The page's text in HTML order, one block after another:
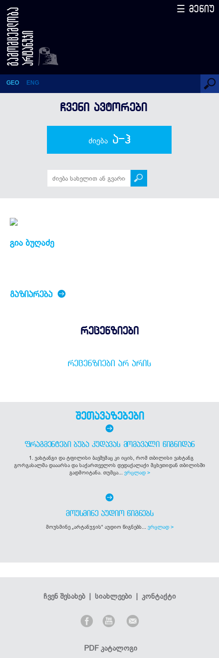
გია ბუღაძე
GEO ENG
☰ მენიუ
ᲩᲕᲔᲜᲘ ᲐᲕᲢᲝᲠᲔᲑᲘ
ძიება ა-ჰ
გია ბუღაძე
ᲒᲐᲖᲘᲐᲠᲔᲑᲐ
რეცენზიები
ᲠᲔᲪᲔᲜᲖᲘᲔᲑᲘ ᲐᲠ ᲐᲠᲘᲡ
შეთავაზებები
ᲤᲠᲐᲒᲛᲔᲜᲢᲔᲑᲘ ᲑᲣᲑᲐ ᲙᲣᲓᲐᲕᲐᲡ ᲛᲝᲛᲐᲕᲐᲚᲘ ᲬᲘᲒᲜᲘᲓᲐᲜ
1. ვახტანგი და ტფილისი ბავშვმაც კი იცის, რომ თბილისი ვახტანგ
გორგასალმა დააარსა და საქართველოს დედაქალაქი მცხეთიდან თბილისში
გადმოიტანა. თუმცა... ვრცლად >
ᲛᲝᲣᲡᲛᲘᲜᲔ ᲐᲣᲓᲘᲝ ᲬᲘᲒᲜᲔᲑᲡ
მოუსმინე „არტანუჯის“ აუდიო წიგნებს... ვრცლად >
ჩვენ შესახებ| სიახლეები| კონტაქტი
PDF კატალოგი